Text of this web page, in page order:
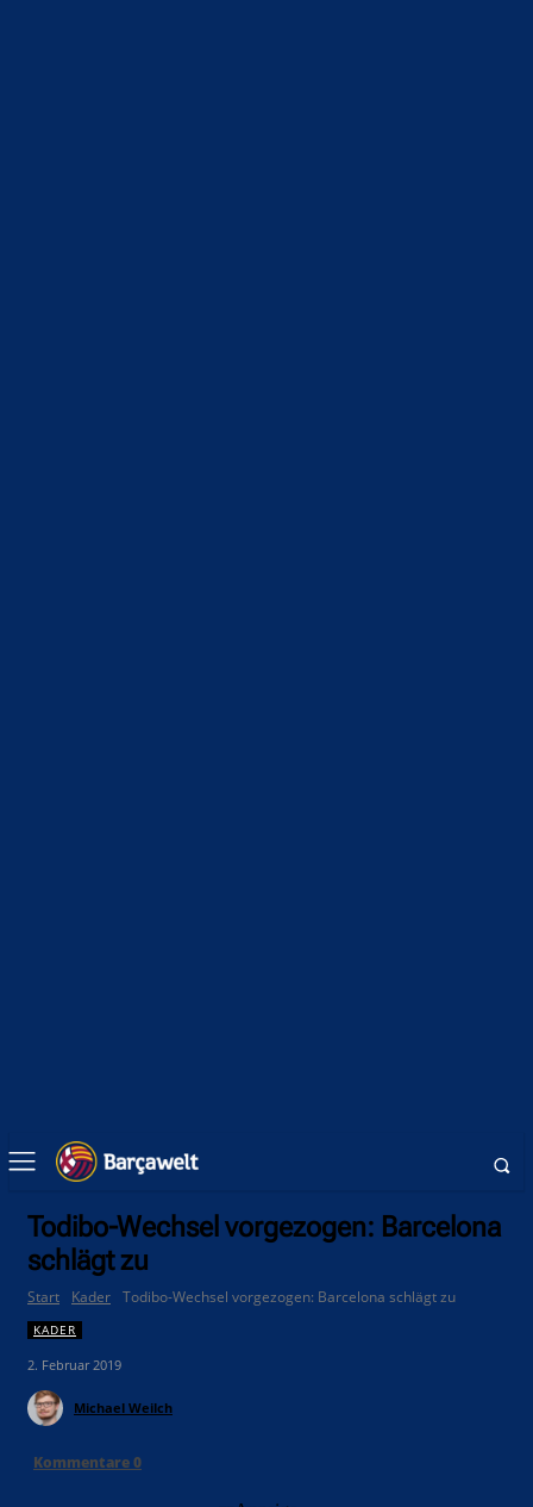
Todibo-Wechsel vorgezogen: Barcelona
schlägt zu
Start Kader Todibo-Wechsel vorgezogen: Barcelona schlägt zu
KADER
2. Februar 2019
Michael Weilch
Kommentare0